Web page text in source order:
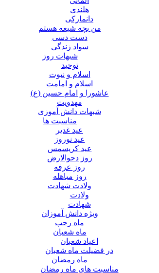
هلندی
دانمارکی
من بچه شیعه هستم
دست دسی
سواد زندگی
شبهات روز
توحید
اسلام و نبوت
اسلام و امامت
عاشورا و امام حسین (ع)
مهدویت
شبهات دانش آموزی
مناسبت ها
عید غدير
عید نوروز
عید کریسمس
روز دحوالارض
روز عرفه
روز مباهله
ولادت شهادت
ولادت
شهادت
ویژه دانش آموزان
ماه رجب
ماه شعبان
اعیاد شعبان
در فضیلت ماه شعبان
ماه رمضان
مناسبت های ماه رمضان